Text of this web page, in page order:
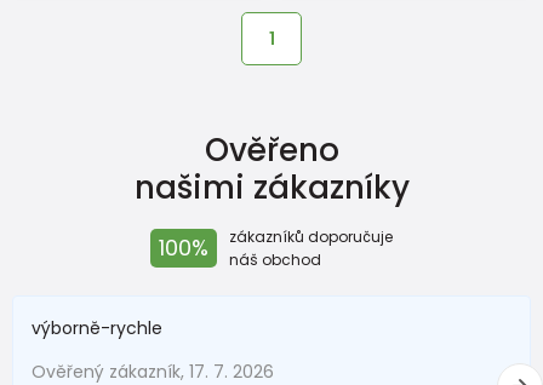
1
Ověřeno
našimi zákazníky
100%
zákazníků doporučuje
náš obchod
výborně-rychle
Ověřený zákazník, 17. 7. 2026